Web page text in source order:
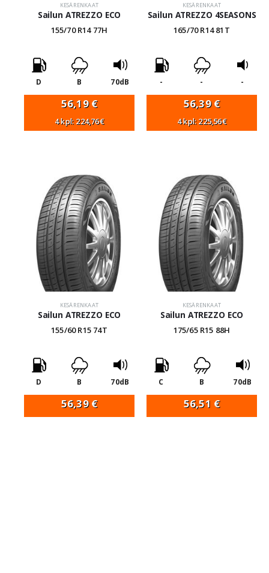
KESÄRENKAAT
Sailun ATREZZO ECO
155/70 R14 77H
D B 70dB
56,19€
4 kpl: 224,76€
KESÄRENKAAT
Sailun ATREZZO 4SEASONS
165/70 R14 81T
- - -
56,39€
4 kpl: 225,56€
KESÄRENKAAT
Sailun ATREZZO ECO
155/60 R15 74T
D B 70dB
56,39€
KESÄRENKAAT
Sailun ATREZZO ECO
175/65 R15 88H
C B 70dB
56,51 €